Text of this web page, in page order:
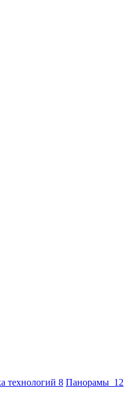
технологий 8 Панорамы 12